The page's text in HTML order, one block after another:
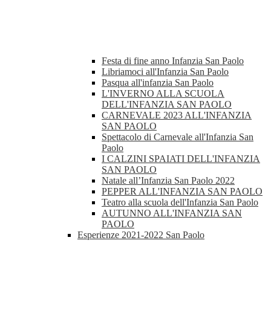
Festa di fine anno Infanzia San Paolo
Libriamoci all'Infanzia San Paolo
Pasqua all'infanzia San Paolo
L'INVERNO ALLA SCUOLA
DELL'INFANZIA SAN PAOLO
CARNEVALE 2023 ALL'INFANZIA
SAN PAOLO
Spettacolo di Carnevale all'Infanzia San
Paolo
I CALZINI SPAIATI DELL'INFANZIA
SAN PAOLO
Natale all’Infanzia San Paolo 2022
PEPPER ALL'INFANZIA SAN PAOLO
Teatro alla scuola dell'Infanzia San Paolo
AUTUNNO ALL'INFANZIA SAN
PAOLO
Esperienze 2021-2022 San Paolo